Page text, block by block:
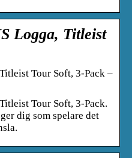
Logga, Titleist
Tour Soft, 3-Pack –
Tour Soft, 3-Pack.
dig som spelare det